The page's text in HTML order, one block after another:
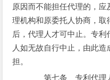
原因而不能担任代理的，
理机构和原委托人协商，取
后，代理人才可中止。专
人如无故自行中止，由此
担。
第七条 专利代理人